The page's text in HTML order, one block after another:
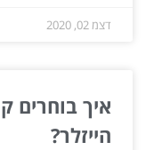
דצמ 02, 2020
איך בוחרים
הייזלר?